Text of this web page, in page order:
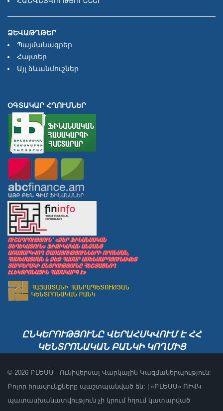
ՁԵՎԱԹՂԹԵՐ
Պայմանագրեր
Հայտեր
Այլ ձևանմուշներ
ՕԳՏԱԿԱՐ ՀՂՈՒՄՆԵՐ
ԸՆԿԵՐՈՒԹՅՈՒՆԸ ՎԵՐԱՀՍԿՎՈՒՄ Է ՀՀ
ԿԵՆՏՐՈՆԱԿԱՆ ԲԱՆԿԻ ԿՈՂՄԻՑ
© 2026 ԲԼԵՍՍ - Ունիվերսալ Վարկային Կազմակերպություն:
Բոլոր իրավունքները պաշտպանված են: | «ԲԼԵՍՍ» ՈՒՎԿ
պատասխանատվություն չի կրում հղում կատարված